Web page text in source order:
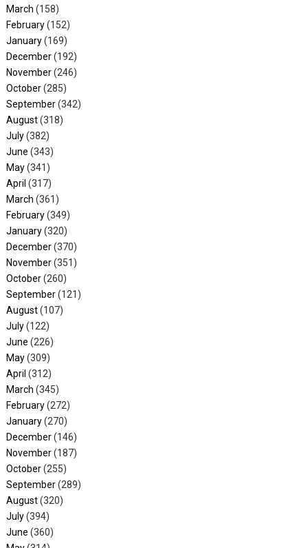
March (158)
February(152)
January(169)
December(192)
November(246)
October(285)
September(342)
August(318)
July(382)
June (343)
May(341)
April (317)
March (361)
February(349)
January(320)
December(370)
November(351)
October(260)
September(121)
August(107)
July(122)
June (226)
May(309)
April (312)
March (345)
February(272)
January(270)
December(146)
November(187)
October(255)
September(289)
August(320)
July(394)
June (360)